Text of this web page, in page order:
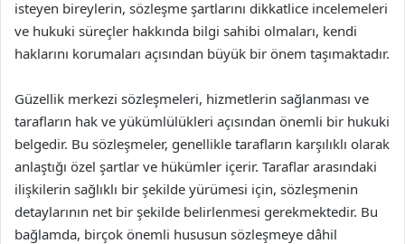
isteyen bireylerin, sözleşme şartlarını dikkatlice incelemeleri
ve hukuki süreçler hakkında bilgi sahibi olmaları, kendi
haklarını korumaları açısından büyük bir önem taşımaktadır.
Güzellik merkezi sözleşmeleri, hizmetlerin sağlanması ve
tarafların hak ve yükümlülükleri açısından önemli bir hukuki
belgedir. Bu sözleşmeler, genellikle tarafların karşılıklı olarak
anlaştığı özel şartlar ve hükümler içerir. Taraflar arasındaki
ilişkilerin sağlıklı bir şekilde yürümesi için, sözleşmenin
detaylarının net bir şekilde belirlenmesi gerekmektedir. Bu
bağlamda, birçok önemli hususun sözleşmeye dâhil